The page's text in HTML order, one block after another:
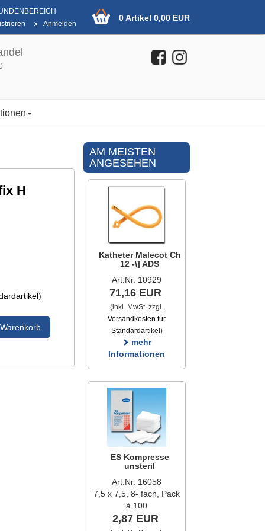
Anmelden
0 Artikel 0,00 EUR
H
)
AM MEISTEN
ANGESEHEN
Katheter Malecot Ch
12 -\] ADS
Art.Nr. 10929
71,16 EUR
(inkl. MwSt. zzgl.
Versandkosten für
Standardartikel )
mehr
Informationen
ES Kompresse
unsteril
Art.Nr. 16058
7,5 x 7,5, 8- fach, Pack
à 100
2,87 EUR